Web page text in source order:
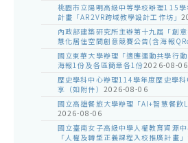
桃園市立陽明高級中等學校辦理115
計畫「AR2VR跨域教學設計工作坊」
內政部建築研究所主辦第十九屆「創
慧化居住空間創意競賽公告(含海報
國立東華大學辦理「適應運動共學行
海報1份及各區簡章各1份2026-08-06
歷史學科中心辦理114學年度歷史學
享（如附件） 2026-08-06
國立高雄餐旅大學辦理「AI+智慧餐飲
2026-08-06
國立臺南女子高級中學人權教育資源
「人權及轉型正義課程入校推廣計畫